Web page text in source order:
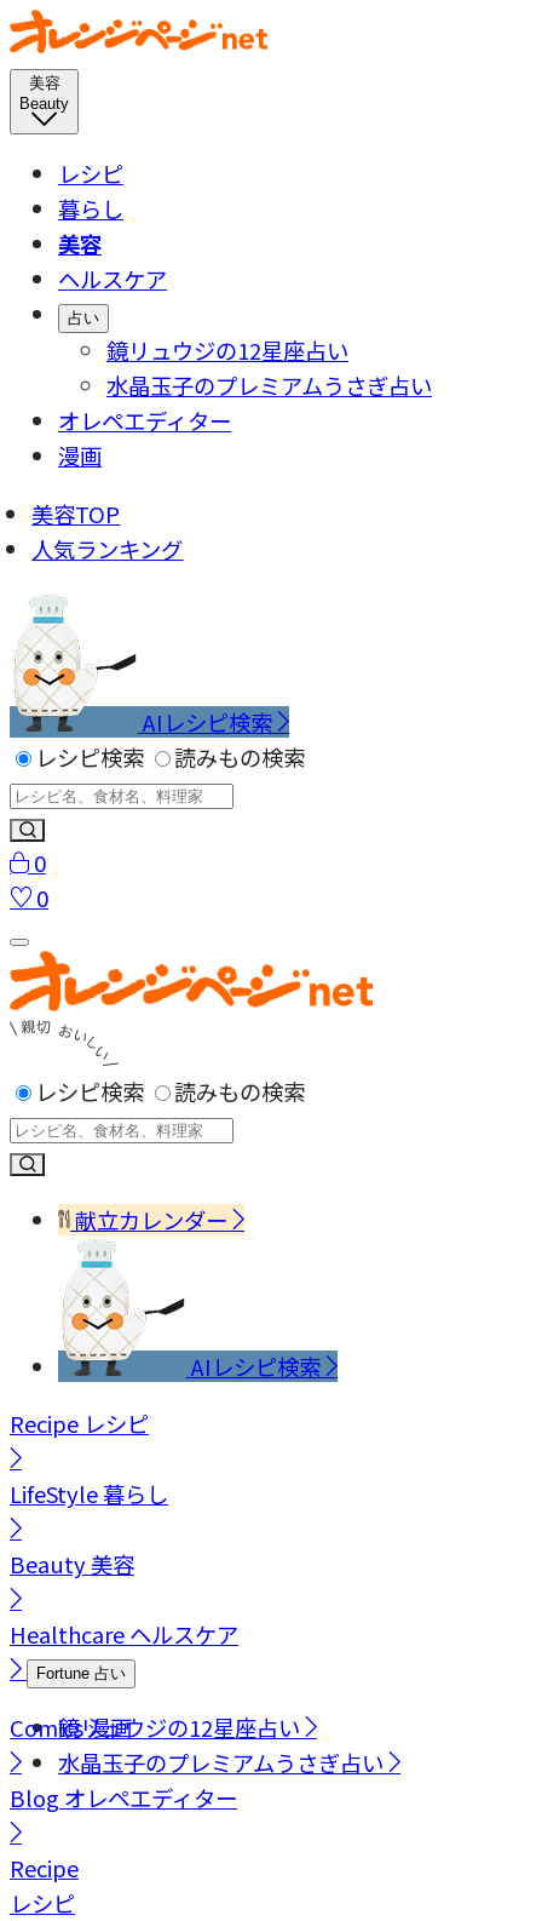
美容
Beauty
レシピ
暮らし
美容
ヘルスケア
占い
鏡リュウジの12星座占い
水晶玉子のプレミアムうさぎ占い
オレペエディター
漫画
美容TOP
人気ランキング
AIレシピ検索
レシピ検索
読みもの検索
0
0
レシピ検索 読みもの検索
献立カレンダー
AIレシピ検索
Recipe レシピ
LifeStyle暮らし
Beauty美容
Healthcareヘルスケア
Fortune 占い
鏡リュウジの12星座占い
水晶玉子のプレミアムうさぎ占い
Comics漫画
Blog オレペエディター
Recipe
レシピ